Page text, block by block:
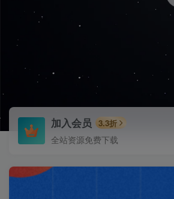
加入会员 3.3折
全站资源免费下载